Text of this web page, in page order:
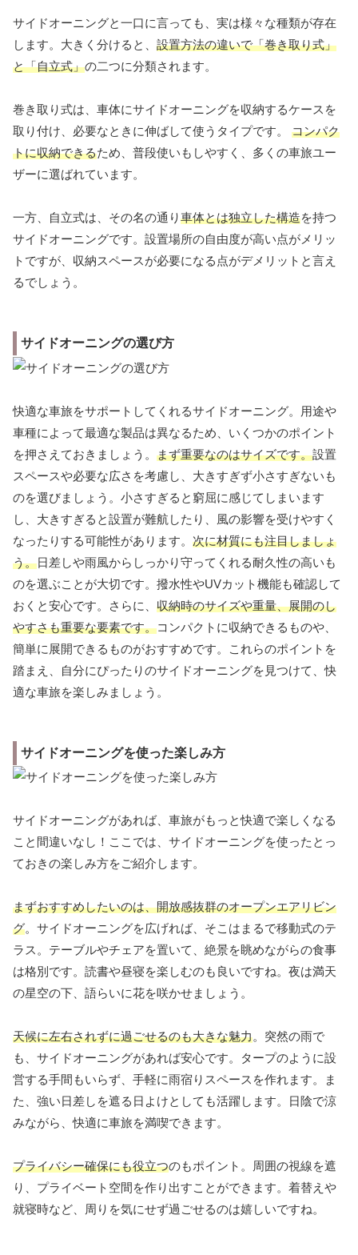
サイドオーニングと一口に言っても、実は様々な種類が存在
します。大きく分けると、 設置方法の違いで「巻き取り式」
と「自立式」の二つに分類されます。
巻き取り式は、車体にサイドオーニングを収納するケースを
取り付け、必要なときに伸ばして使うタイプです。 コンパク
トに収納できるため、普段使いもしやすく、多くの車旅ユー
ザーに選ばれています。
一方、自立式は、その名の通り車体とは独立した構造を持つ
サイドオーニングです。設置場所の自由度が高い点がメリッ
トですが、収納スペースが必要になる点がデメリットと言え
るでしょう。
サイドオーニングの選び方
快適な車旅をサポートしてくれるサイドオーニング。用途や
車種によって最適な製品は異なるため、いくつかのポイント
を押さえておきましょう。 まず重要なのはサイズです。設置
スペースや必要な広さを考慮し、大きすぎず小さすぎないも
のを選びましょう。小さすぎると窮屈に感じてしまいます
し、大きすぎると設置が難航したり、風の影響を受けやすく
なったりする可能性があります。 次に材質にも注目しましょ
う。日差しや雨風からしっかり守ってくれる耐久性の高いも
のを選ぶことが大切です。撥水性やUVカット機能も確認して
おくと安心です。さらに、 収納時のサイズや重量、展開のし
やすさも重要な要素です。コンパクトに収納できるものや、
簡単に展開できるものがおすすめです。これらのポイントを
踏まえ、自分にぴったりのサイドオーニングを見つけて、快
適な車旅を楽しみましょう。
サイドオーニングを使った楽しみ方
サイドオーニングがあれば、車旅がもっと快適で楽しくなる
こと間違いなし！ここでは、サイドオーニングを使ったとっ
ておきの楽しみ方をご紹介します。
まずおすすめしたいのは、開放感抜群のオープンエアリビン
グ。サイドオーニングを広げれば、そこはまるで移動式のテ
ラス。テーブルやチェアを置いて、絶景を眺めながらの食事
は格別です。読書や昼寝を楽しむのも良いですね。夜は満天
の星空の下、語らいに花を咲かせましょう。
天候に左右されずに過ごせるのも大きな魅力。突然の雨で
も、サイドオーニングがあれば安心です。タープのように設
営する手間もいらず、手軽に雨宿りスペースを作れます。ま
た、強い日差しを遮る日よけとしても活躍します。日陰で涼
みながら、快適に車旅を満喫できます。
プライバシー確保にも役立つのもポイント。周囲の視線を遮
り、プライベート空間を作り出すことができます。着替えや
就寝時など、周りを気にせず過ごせるのは嬉しいですね。